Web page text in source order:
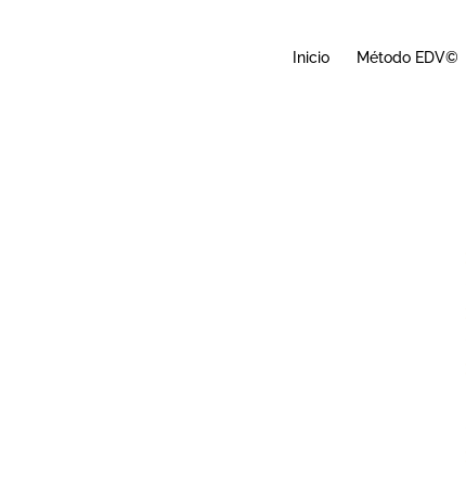
Inicio Método EDV©